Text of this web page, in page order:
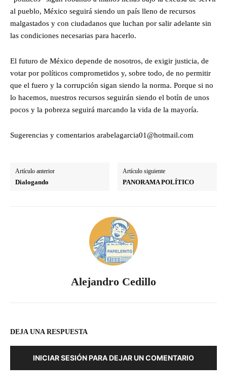
al pueblo, México seguirá siendo un país lleno de recursos
malgastados y con ciudadanos que luchan por salir adelante sin
las condiciones necesarias para hacerlo.
El futuro de México depende de nosotros, de exigir justicia, de
votar por políticos comprometidos y, sobre todo, de no permitir
que el fuero y la corrupción sigan siendo la norma. Porque si no
lo hacemos, nuestros recursos seguirán siendo el botín de unos
pocos y la pobreza seguirá marcando la vida de la mayoría.
Sugerencias y comentarios arabelagarcia01@hotmail.com
Artículo anterior
Dialogando
Artículo siguiente
PANORAMA POLÍTICO
Alejandro Cedillo
DEJA UNA RESPUESTA
INICIAR SESIÓN PARA DEJAR UN COMENTARIO